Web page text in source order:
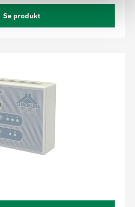
Se produkt